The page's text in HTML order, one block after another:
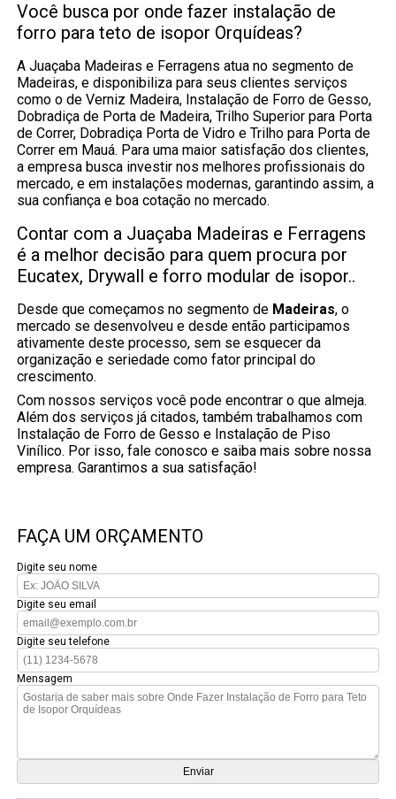
Você busca por onde fazer instalação de
forro para teto de isopor Orquídeas?
A Juaçaba Madeiras e Ferragens atua no segmento de
Madeiras, e disponibiliza para seus clientes serviços
como o de Verniz Madeira, Instalação de Forro de Gesso,
Dobradiça de Porta de Madeira, Trilho Superior para Porta
de Correr, Dobradiça Porta de Vidro e Trilho para Porta de
Correr em Mauá. Para uma maior satisfação dos clientes,
a empresa busca investir nos melhores profissionais do
mercado, e em instalações modernas, garantindo assim, a
sua confiança e boa cotação no mercado.
Contar com a Juaçaba Madeiras e Ferragens
é a melhor decisão para quem procura por
Eucatex, Drywall e forro modular de isopor..
Desde que começamos no segmento de Madeiras, o
mercado se desenvolveu e desde então participamos
ativamente deste processo, sem se esquecer da
organização e seriedade como fator principal do
crescimento.
Com nossos serviços você pode encontrar o que almeja.
Além dos serviços já citados, também trabalhamos com
Instalação de Forro de Gesso e Instalação de Piso
Vinílico. Por isso, fale conosco e saiba mais sobre nossa
empresa. Garantimos a sua satisfação!
FAÇA UM ORÇAMENTO
Digite seu nome
Digite seu email
Digite seu telefone
Mensagem